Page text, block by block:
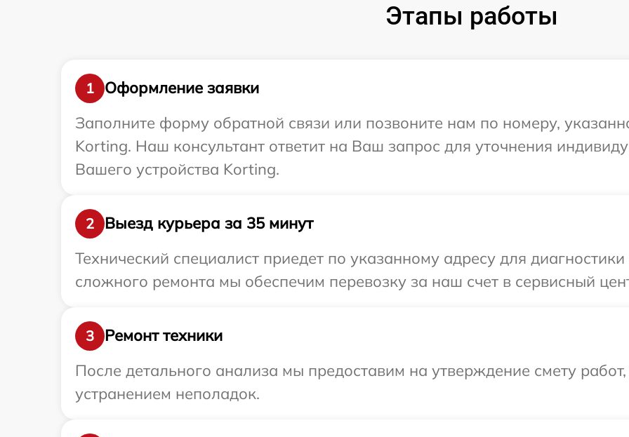
Этапы работы
1
Оформление заявки
Заполните форму обратной связи или позвоните нам по номеру,
Korting. Наш консультант ответит на Ваш запрос для уточнения
Вашего устройства Korting.
2
Выезд курьера за 35 минут
Технический специалист приедет по указанному адресу для
сложного ремонта мы обеспечим перевозку за наш счет в сервисный
3
Ремонт техники
После детального анализа мы предоставим на утверждение смету
устранением неполадок.